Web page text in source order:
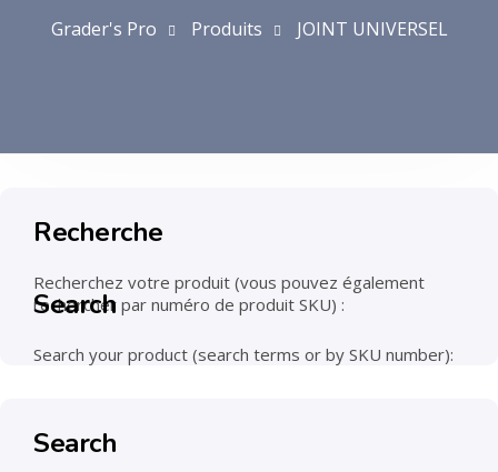
Grader's Pro Produits JOINT UNIVERSEL
Recherche
Recherchez votre produit (vous pouvez également
rechercher par numéro de produit SKU) :
Search
Search your product (search terms or by SKU number):
Search